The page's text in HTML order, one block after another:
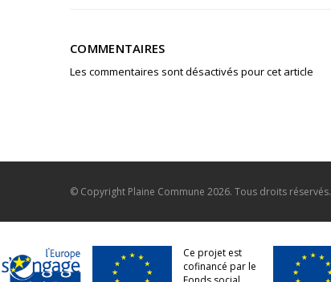
COMMENTAIRES
Les commentaires sont désactivés pour cet article
© Copyright Plaine Commune 2026. Tous droits réservés.
Ce projet est
cofinancé par le